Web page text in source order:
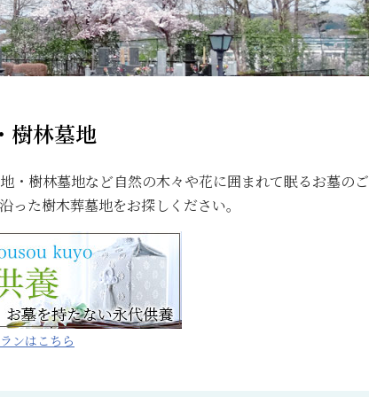
樹林墓地
・樹林墓地など自然の木々や花に囲まれて眠るお墓のご
た樹木葬墓地をお探しください。
ンはこちら